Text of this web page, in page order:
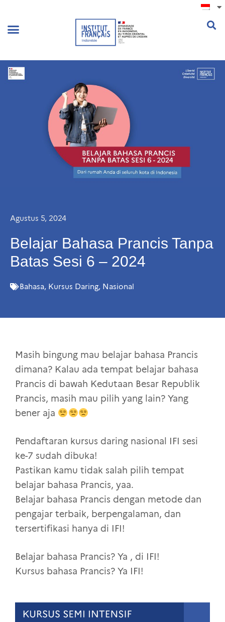
Agustus 5, 2024
Belajar Bahasa Prancis Tanpa
Batas Sesi 6 – 2024
Bahasa, Kursus Daring, Nasional
Masih bingung mau belajar bahasa Prancis
dimana? Kalau ada tempat belajar bahasa
Prancis di bawah Kedutaan Besar Republik
Prancis, masih mau pilih yang lain? Yang
bener aja
Pendaftaran kursus daring nasional IFI sesi
ke-7 sudah dibuka!
Pastikan kamu tidak salah pilih tempat
belajar bahasa Prancis, yaa.
Belajar bahasa Prancis dengan metode dan
pengajar terbaik, berpengalaman, dan
tersertifikasi hanya di IFI!
Belajar bahasa Prancis? Ya , di IFI!
Kursus bahasa Prancis? Ya IFI!